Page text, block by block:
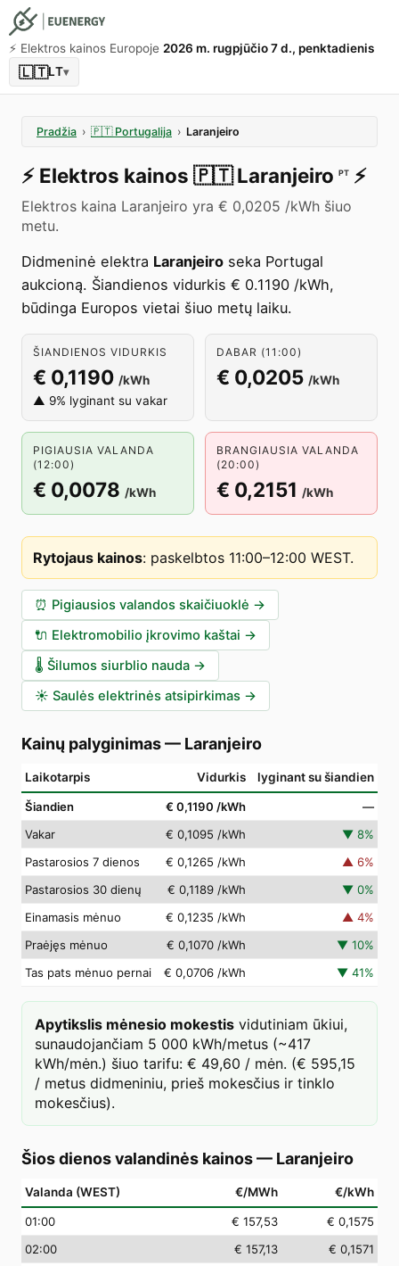
⚡️ Elektros kainos Europoje 2026 m. rugpjūčio 7 d., penktadienis
🇱🇹LT▾
Pradžia › 🇵🇹 Portugalija › Laranjeiro
⚡️ Elektros kainos 🇵🇹 Laranjeiro PT ⚡️
Elektros kaina Laranjeiro yra € 0,0205 /kWh šiuo
metu.
Didmeninė elektra Laranjeiro seka Portugal
aukcioną. Šiandienos vidurkis € 0.1190 /kWh,
būdinga Europos vietai šiuo metų laiku.
ŠIANDIENOS VIDURKIS
€ 0,1190 /kWh
▲ 9% lyginant su vakar
DABAR (11:00)
€ 0,0205 /kWh
PIGIAUSIA VALANDA
(12:00)
€ 0,0078 /kWh
BRANGIAUSIA VALANDA
(20:00)
€ 0,2151 /kWh
Rytojaus kainos: paskelbtos 11:00–12:00 WEST.
⏰ Pigiausios valandos skaičiuoklė →
🔌 Elektromobilio įkrovimo kaštai →
🌡️ Šilumos siurblio nauda →
☀️ Saulės elektrinės atsipirkimas →
Kainų palyginimas— Laranjeiro
Laikotarpis Vidurkis lyginant su šiandien
Šiandien € 0,1190 /kWh
—
Vakar
€ 0,1095 /kWh ▼ 8%
Pastarosios 7 dienos
€ 0,1265 /kWh ▲ 6%
Pastarosios 30 dienų
€ 0,1189 /kWh ▼ 0%
Einamasis mėnuo
€ 0,1235 /kWh ▲ 4%
Praėjęs mėnuo
€ 0,1070 /kWh ▼ 10%
Tas pats mėnuo pernai
€ 0,0706 /kWh ▼ 41%
Apytikslis mėnesio mokestis vidutiniam ūkiui,
sunaudojančiam 5 000 kWh/metus (~417
kWh/mėn.) šiuo tarifu: € 49,60 / mėn. (€ 595,15
/ metus didmeniniu, prieš mokesčius ir tinklo
mokesčius).
Šios dienos valandinės kainos— Laranjeiro
Valanda (WEST) €/MWh €/kWh
01:00 € 157,53
€ 0,1575
02:00 € 157,13
€ 0,1571